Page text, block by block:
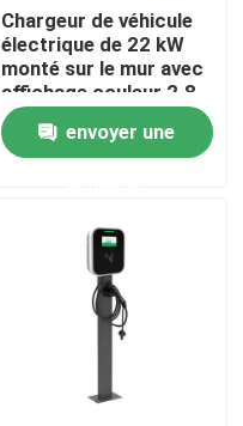
Chargeur de véhicule
électrique de 22 kW
monté sur le mur avec
affichage couleur 2.8
et câble de type 2 5M
envoyer une